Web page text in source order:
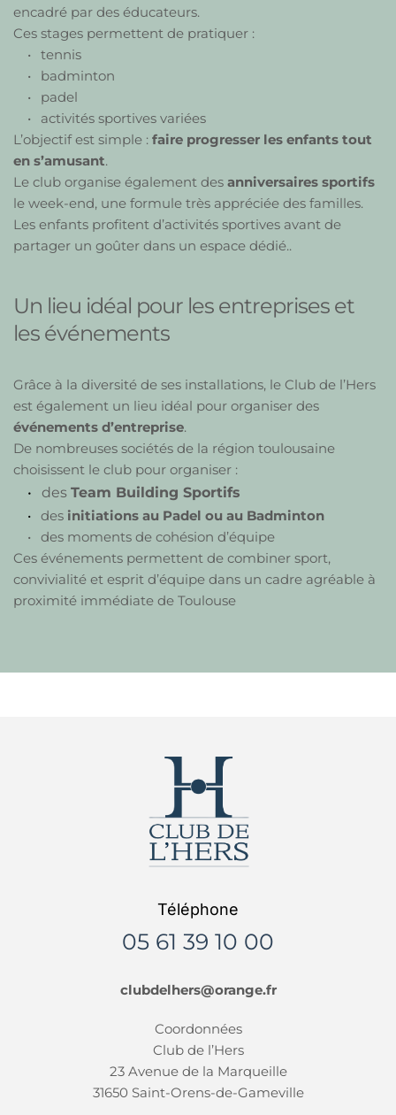
encadré par des éducateurs.
Ces stages permettent de pratiquer :
tennis
badminton
padel
activités sportives variées
L’objectif est simple : faire progresser les enfants tout
en s’amusant.
Le club organise également des anniversaires sportifs
le week-end, une formule très appréciée des familles.
Les enfants profitent d’activités sportives avant de
partager un goûter dans un espace dédié..
Un lieu idéal pour les entreprises et
les événements
Grâce à la diversité de ses installations, le Club de l’Hers
événements d’entreprise.
De nombreuses sociétés de la région toulousaine
choisissent le club pour organiser :
des Team Building Sportifs
des initiations au Padel ou au Badminton
des moments de cohésion d’équipe
Ces événements permettent de combiner sport,
convivialité et esprit d’équipe dans un cadre agréable à
proximité immédiate de Toulouse
Téléphone
05 61 39 10 00
clubdelhers@orange.fr
Coordonnées
Club de l’Hers
23 Avenue de la Marqueille
31650 Saint-Orens-de-Gameville